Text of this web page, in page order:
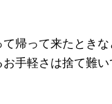
帰って来たとき
手軽さは捨て難い